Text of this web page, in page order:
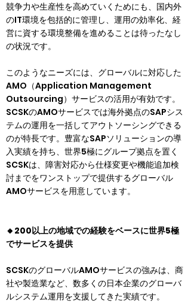
競争力や生産性を高めていくためにも、国内外
のIT環境を包括的に管理し、運用の効率化、経
営に資する環境整備を進めることは待ったなし
の状況です。
このようなニーズには、グローバルに対応した
AMO（Application Management
Outsourcing）サービスの活用が有効です。
SCSKのAMOサービスでは海外拠点のSAPシス
テムの運用を一括してアウトソーシングできる
のが特長です。豊富なSAPソリューションの導
入実績を持ち、世界5極にグループ拠点を置く
SCSKは、障害対応から仕様変更や機能追加検
討までをワンストップで提供するグローバル
AMOサービスを用意しています。
🔸200以上の地域での経験をベースに世界5極
でサービスを提供
SCSKのグローバルAMOサービスの強みは、商
社や製造業など、数多くの日本企業のグローバ
ルシステム運用を支援してきた実績です。